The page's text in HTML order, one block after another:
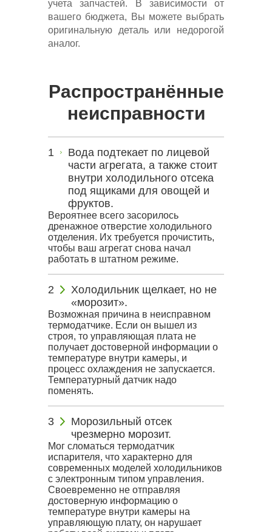
учета запчастей. В зависимости от
вашего бюджета, Вы можете выбрать
оригинальную деталь или недорогой
аналог.
Распространённые
неисправности
Вода подтекает по лицевой
части агрегата, а также стоит
внутри холодильного отсека
под ящиками для овощей и
фруктов.
Вероятнее всего засорилось
дренажное отверстие холодильного
отделения. Их требуется прочистить,
чтобы ваш агрегат снова начал
работать в штатном режиме.
Холодильник щелкает, но не
«морозит».
Возможная причина в неисправном
термодатчике. Если он вышел из
строя, то управляющая плата не
получает достоверной информации о
температуре внутри камеры, и
процесс охлаждения не запускается.
Температурный датчик надо
поменять.
Морозильный отсек
чрезмерно морозит.
Мог сломаться термодатчик
испарителя, что характерно для
современных моделей холодильников
с электронным типом управления.
Своевременно не отправляя
достоверную информацию о
температуре внутри камеры на
управляющую плату, он нарушает